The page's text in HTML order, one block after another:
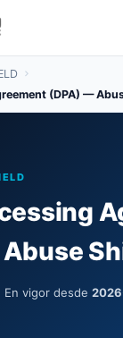
(DPA) —
En vigor desde